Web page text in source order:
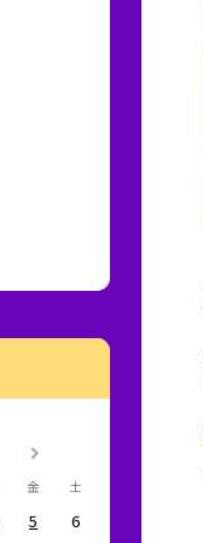
金 土
5 6